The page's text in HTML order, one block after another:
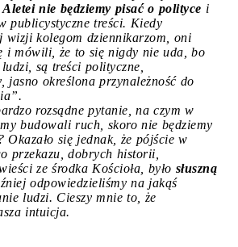
Aletei nie będziemy pisać o polityce i
publicystyczne treści. Kiedy
wizji kolegom dziennikarzom, oni
i mówili, że to się nigdy nie uda, bo
są treści polityczne,
jasno określona przynależność do
rozsądne pytanie, na czym w
budowali ruch, skoro nie będziemy
się jednak, że pójście w
przekazu, dobrych historii,
ze środka Kościoła, było słuszną
odpowiedzieliśmy na jakąś
ludzi. Cieszy mnie to, że
intuicja.